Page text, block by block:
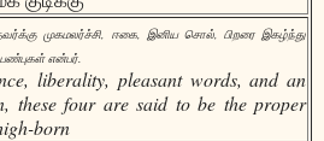
முகமலர்ச்சி, ஈகை, இனிய சொல், பிறரை இகழ்ந்து
என்பர்.
liberality, pleasant words, and an
these four are said to be the proper
born